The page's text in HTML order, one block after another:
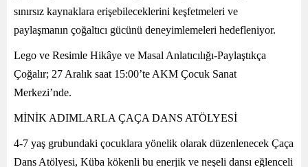
sınırsız kaynaklara erişebileceklerini keşfetmeleri ve
paylaşmanın çoğaltıcı gücünü deneyimlemeleri hedefleniyor.
Lego ve Resimle Hikâye ve Masal Anlatıcılığı-Paylaştıkça
Çoğalır; 27 Aralık saat 15:00’te AKM Çocuk Sanat
Merkezi’nde.
MİNİK ADIMLARLA ÇAÇA DANS ATÖLYESİ
4-7 yaş grubundaki çocuklara yönelik olarak düzenlenecek Çaça
Dans Atölyesi, Küba kökenli bu enerjik ve neşeli dansı eğlenceli